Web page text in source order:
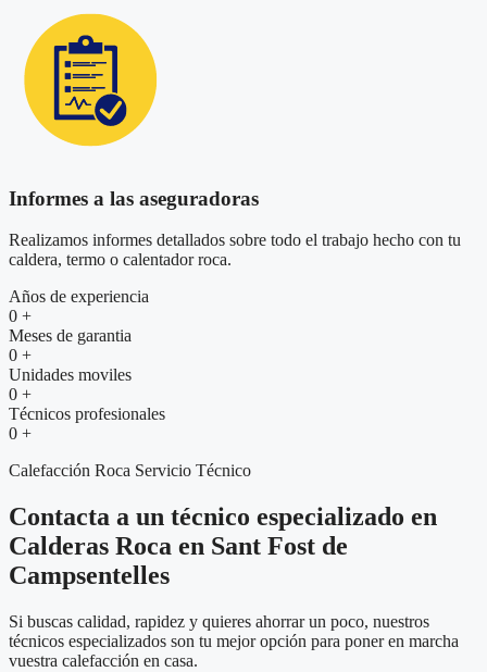
Informes a las aseguradoras
Realizamos informes detallados sobre todo el trabajo hecho con tu
caldera, termo o calentador roca.
Años de experiencia
0 +
Meses de garantia
0 +
Unidades moviles
0 +
Técnicos profesionales
0 +
Calefacción Roca Servicio Técnico
Contacta a un técnico especializado en
Calderas Roca en Sant Fost de
Campsentelles
Si buscas calidad, rapidez y quieres ahorrar un poco, nuestros
técnicos especializados son tu mejor opción para poner en marcha
vuestra calefacción en casa.